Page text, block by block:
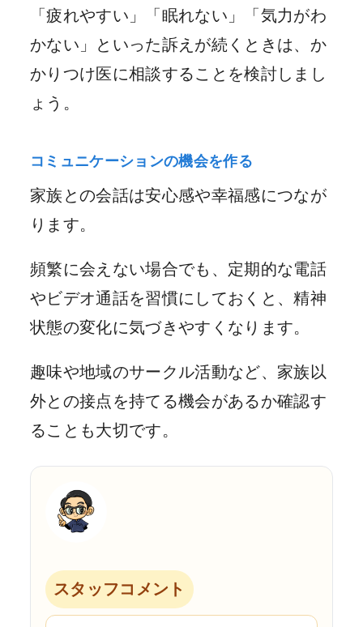
「疲れやすい」「眠れない」「気力がわ
かない」といった訴えが続くときは、か
かりつけ医に相談することを検討しまし
ょう。
コミュニケーションの機会を作る
家族との会話は安心感や幸福感につなが
ります。
頻繁に会えない場合でも、定期的な電話
やビデオ通話を習慣にしておくと、精神
状態の変化に気づきやすくなります。
趣味や地域のサークル活動など、家族以
外との接点を持てる機会があるか確認す
ることも大切です。
スタッフコメント